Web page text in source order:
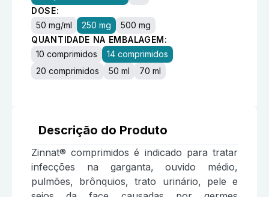
DOSE:
50 mg/ml
250 mg
500 mg
QUANTIDADE NA EMBALAGEM:
10 comprimidos
14 comprimidos
20 comprimidos
50 ml 70 ml
Descrição do Produto
Zinnat® comprimidos é indicado para tratar
infecções na garganta, ouvido médio,
pulmões, brônquios, trato urinário, pele e